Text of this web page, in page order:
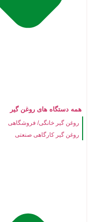
همه دستگاه های روغن گیر
روغن گیر خانگی/ فروشگاهی
روغن گیر کارگاهی صنعتی